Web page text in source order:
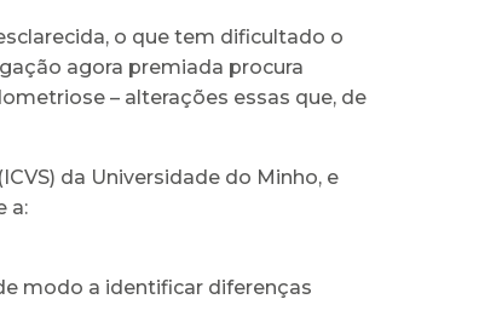
o que tem dificultado o
agora premiada procura
– alterações essas que, de
da Universidade do Minho, e
a:
modo a identificar diferenças